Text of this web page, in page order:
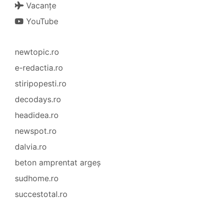
Vacanțe
YouTube
newtopic.ro
e-redactia.ro
stiripopesti.ro
decodays.ro
headidea.ro
newspot.ro
dalvia.ro
beton amprentat argeș
sudhome.ro
succestotal.ro